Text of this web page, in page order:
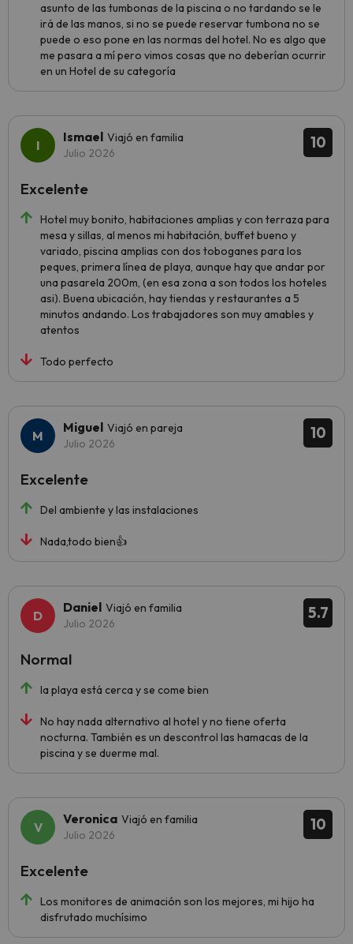
asunto de las tumbonas de la piscina o no tardando se le
irá de las manos, si no se puede reservar tumbona no se
puede o eso pone en las normas del hotel. No es algo que
me pasara a mí pero vimos cosas que no deberían ocurrir
en un Hotel de su categoría
10
Ismael Viajó en familia
Julio 2026
Hotel muy bonito, habitaciones amplias y con terraza para
mesa y sillas, al menos mi habitación, buffet bueno y
variado, piscina amplias con dos toboganes para los
peques, primera línea de playa, aunque hay que andar por
una pasarela 200m, (en esa zona a son todos los hoteles
asi). Buena ubicación, hay tiendas y restaurantes a 5
minutos andando. Los trabajadores son muy amables y
atentos
Todo perfecto
Excelente
10
Miguel Viajó en pareja
Julio 2026
Del ambiente y las instalaciones
Nada,todo bien👍
Excelente
5.7
Daniel Viajó en familia
Julio 2026
la playa está cerca y se come bien
No hay nada alternativo al hotel y no tiene oferta
nocturna. También es un descontrol las hamacas de la
piscina y se duerme mal.
Normal
10
Veronica Viajó en familia
Julio 2026
Los monitores de animación son los mejores, mi hijo ha
disfrutado muchísimo
Excelente